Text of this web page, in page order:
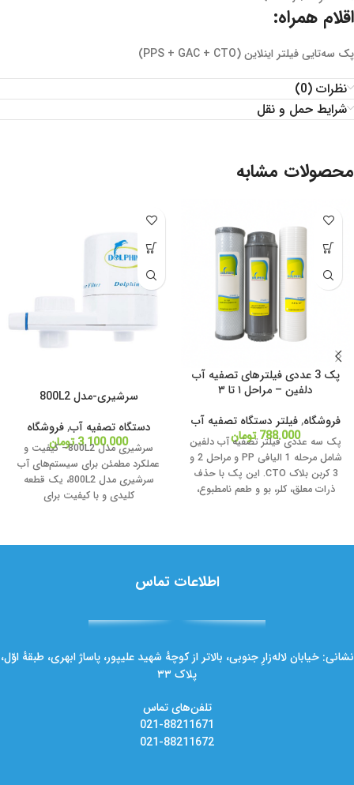
اقلام همراه:
پک سه‌تایی فیلتر اینلاین (PPS + GAC + CTO)
نظرات (0)
شرایط حمل و نقل
محصولات مشابه
پک 3 عددی فیلترهای تصفیه آب
دلفین – مراحل ۱ تا ۳
فروشگاه,فیلتر دستگاه تصفیه آب
788.000 تومان
پک سه عددی فیلتر تصفیه آب دلفین
شامل مرحله 1 الیافی PP و مراحل 2 و
3 کربن بلاک CTO. این پک با حذف
ذرات معلق، کلر، بو و طعم نامطبوع،
سرشیری-مدل 800L2
دستگاه تصفیه آب,فروشگاه
3.100.000تومان
سرشیری مدل 800L2– کیفیت و
عملکرد مطمئن برای سیستم‌های آب
سرشیری مدل 800L2، یک قطعه
کلیدی و با کیفیت برای
اطلاعات تماس
نشانی: خیابان لاله‌زارِ جنوبی، بالاتر از کوچهٔ شهید علیپور، پاساژ ابهری، طبقهٔ اوّل،
پلاک ۳۳
تلفن‌های تماس
021-88211671
021-88211672